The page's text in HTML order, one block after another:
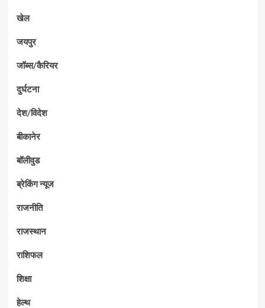
खेल
जयपुर
जॉब्स/कैरियर
दुर्घटना
देश/विदेश
बीकानेर
बॉलीवुड
ब्रेकिंग न्यूज
राजनीति
राजस्थान
राशिफल
शिक्षा
हेल्थ